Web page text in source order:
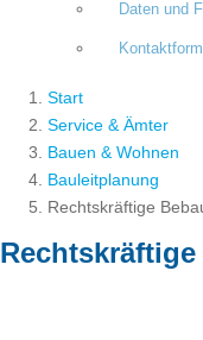
Daten und
Start
Service & Ämter
Bauen & Wohnen
Bauleitplanung
Rechtskräftige